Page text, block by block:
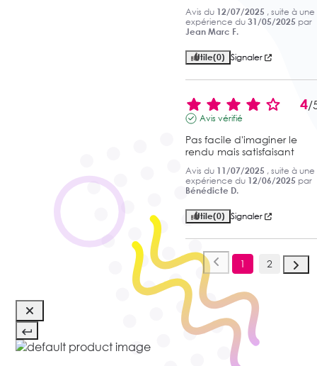
Avis du 12/07/2025 , suite à une
expérience du 31/05/2025 par
Jean Marc F.
Utile(0) Signaler
4/
Avis vérifié
Pas facile d'imaginer le
rendu mais satisfaisant
Avis du 11/07/2025 , suite à une
expérience du 12/06/2025 par
Bénédicte D.
Utile(0) Signaler
1 2